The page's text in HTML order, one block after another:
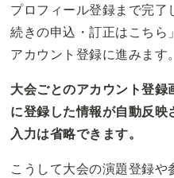
プロフィール登録まで完
続きの申込・訂正はこちら
アカウント登録に進みます。
大会ごとのアカウント登
に登録した情報が自動反
入力は省略できます。
こうして大会の演題登録や